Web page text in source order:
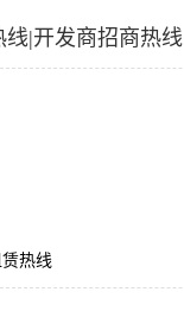
|开发商招商热线
热线